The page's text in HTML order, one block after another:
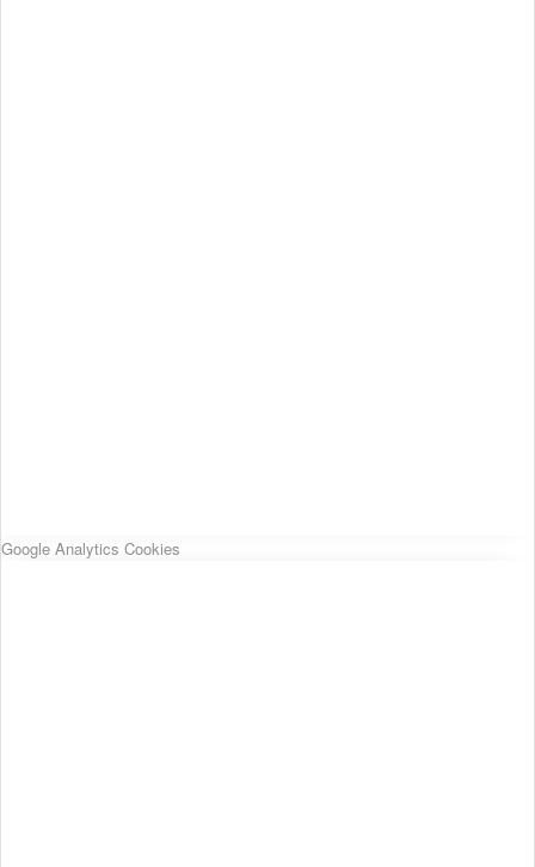
Google Analytics Cookies